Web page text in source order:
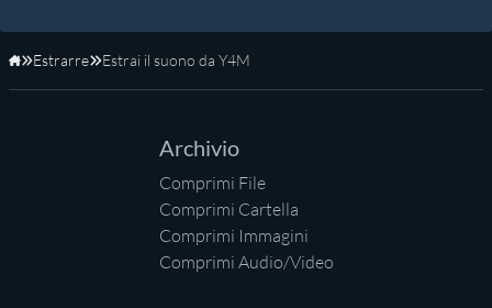
Home
Estrarre Estrai il suono da Y4M
Archivio
Comprimi File
Comprimi Cartella
Comprimi Immagini
Comprimi Audio/Video